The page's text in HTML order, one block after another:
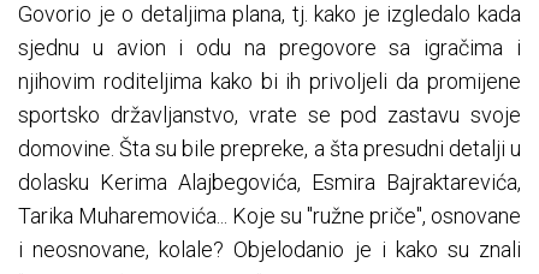
Govorio je o detaljima plana, tj. kako je izgledalo kada
sjednu u avion i odu na pregovore sa igračima i
njihovim roditeljima kako bi ih privoljeli da promijene
sportsko državljanstvo, vrate se pod zastavu svoje
domovine. Šta su bile prepreke, a šta presudni detalji u
dolasku Kerima Alajbegovića, Esmira Bajraktarevića,
Tarika Muharemovića... Koje su "ružne priče", osnovane
i neosnovane, kolale? Objelodanio je i kako su znali